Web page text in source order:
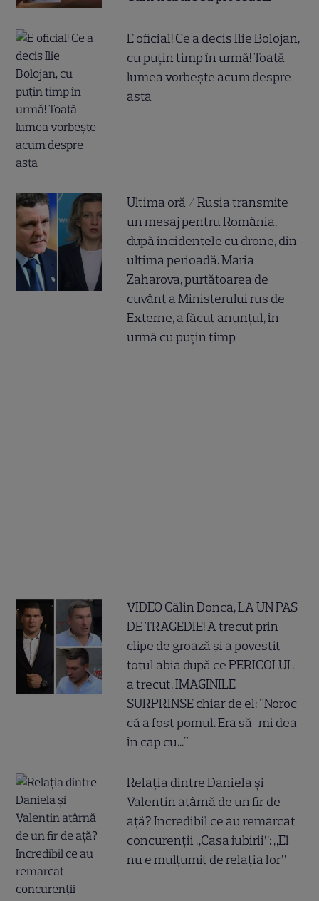
E oficial! Ce a decis Ilie Bolojan,
cu puțin timp în urmă! Toată
lumea vorbește acum despre
asta
Ultima oră / Rusia transmite
un mesaj pentru România,
după incidentele cu drone, din
ultima perioadă. Maria
Zaharova, purtătoarea de
cuvânt a Ministerului rus de
Externe, a făcut anunțul, în
urmă cu puțin timp
VIDEO Călin Donca, LA UN PAS
DE TRAGEDIE! A trecut prin
clipe de groază și a povestit
totul abia după ce PERICOLUL
a trecut. IMAGINILE
SURPRINSE chiar de el: "Noroc
că a fost pomul. Era să-mi dea
în cap cu..."
Relația dintre Daniela și
Valentin atârnă de un fir de
ață? Incredibil ce au remarcat
concurenții „Casa iubirii”: „El
nu e mulțumit de relația lor”